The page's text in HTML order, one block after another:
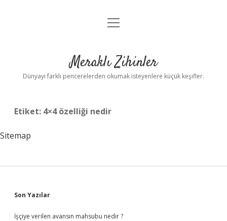
Anasayfa
Yasal Uyarı
menüyü
Meraklı Zihinler
Dünyayı farklı pencerelerden okumak isteyenlere küçük keşifler.
Etiket: 4×4 özelliği nedir
Sitemap
Sidebar
Son Yazılar
İşçiye verilen avansın mahsubu nedir ?